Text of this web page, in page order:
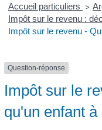
Accueil particuliers >
Impôt sur le revenu :
Impôt sur le revenu -
Question-réponse
Impôt sur le
qu'un enfant